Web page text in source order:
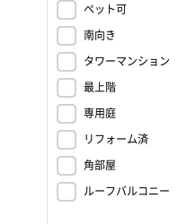
ペット可
南向き
タワーマンション
最上階
専用庭
リフォーム済
角部屋
ルーフバルコニー